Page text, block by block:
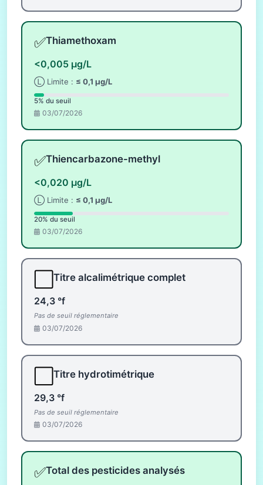
✅Thiamethoxam
<0,005 µg/L
Ⓛ Limite : ≤ 0,1 µg/L
5% du seuil
03/07/2026
✅Thiencarbazone-methyl
<0,020 µg/L
Ⓛ Limite : ≤ 0,1 µg/L
20% du seuil
03/07/2026
Titre alcalimétrique complet
24,3 °f
Pas de seuil réglementaire
03/07/2026
Titre hydrotimétrique
29,3 °f
Pas de seuil réglementaire
03/07/2026
✅Total des pesticides analysés